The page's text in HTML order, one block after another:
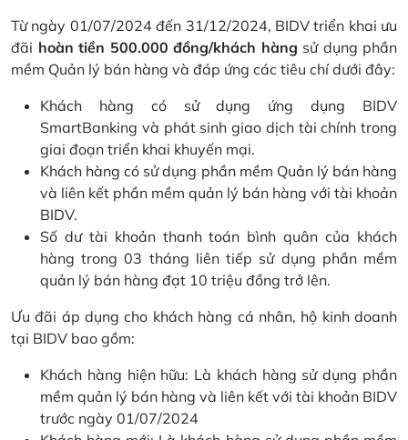
Từ ngày 01/07/2024 đến 31/12/2024, BIDV triển khai ưu
đãi hoàn tiền 500.000 đồng/khách hàng sử dụng phần
mềm Quản lý bán hàng và đáp ứng các tiêu chí dưới đây:
Khách hàng có sử dụng ứng dụng BIDV
SmartBanking và phát sinh giao dịch tài chính trong
giai đoạn triển khai khuyến mại.
Khách hàng có sử dụng phần mềm Quản lý bán hàng
và liên kết phần mềm quản lý bán hàng với tài khoản
BIDV.
Số dư tài khoản thanh toán bình quân của khách
hàng trong 03 tháng liên tiếp sử dụng phần mềm
quản lý bán hàng đạt 10 triệu đồng trở lên.
Ưu đãi áp dụng cho khách hàng cá nhân, hộ kinh doanh
tại BIDV bao gồm:
Khách hàng hiện hữu: Là khách hàng sử dụng phần
mềm quản lý bán hàng và liên kết với tài khoản BIDV
trước ngày 01/07/2024